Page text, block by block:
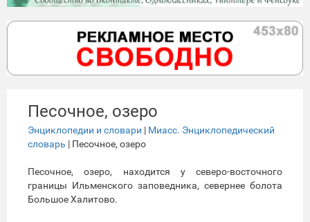
Песочное, озеро
Энциклопедии и словари | Миасс. Энциклопедический
словарь | Песочное, озеро
Песочное, озеро, находится у северо-восточного
границы Ильменского заповедника, севернее болота
Большое Халитово.